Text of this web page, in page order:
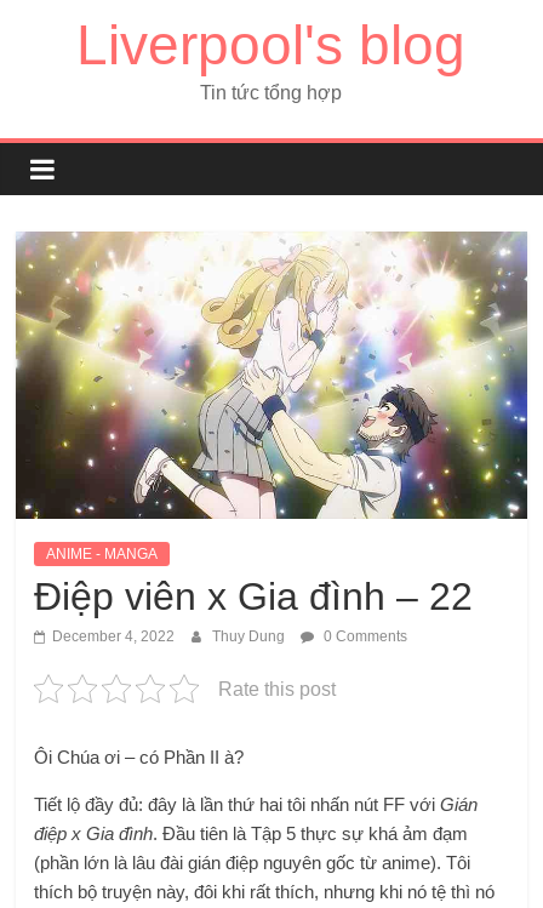
Liverpool's blog
Tin tức tổng hợp
ANIME - MANGA
Điệp viên x Gia đình – 22
December 4, 2022 Thuy Dung 0 Comments
Rate this post
Ôi Chúa ơi – có Phần II à?
Tiết lộ đầy đủ: đây là lần thứ hai tôi nhấn nút FF vớiGián
điệp x Gia đình. Đầu tiên là Tập 5 thực sự khá ảm đạm
(phần lớn là lâu đài gián điệp nguyên gốc từ anime). Tôi
thích bộ truyện này, đôi khi rất thích, nhưng khi nó tệ thì nó